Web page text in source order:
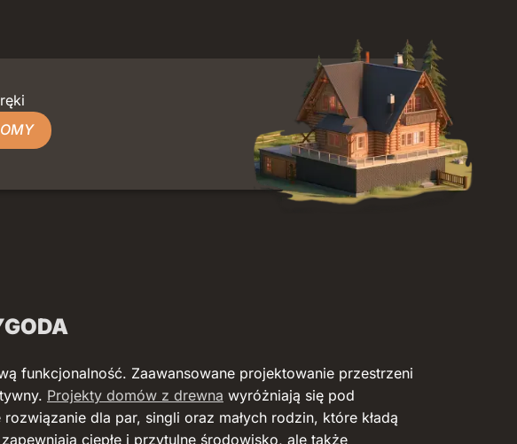
funkcjonalność. Zaawansowane projektowanie przestrzeni
Projekty domów z drewna wyróżniają się pod
dla par, singli oraz małych rodzin, które kładą
ciepłe i przytulne środowisko, ale także